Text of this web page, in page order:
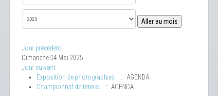
Aller au mois
Jour précédent
Dimanche 04 Mai 2025
Jour suivant
Exposition de photographies
:: AGENDA
Championnat de tennis
:: AGENDA